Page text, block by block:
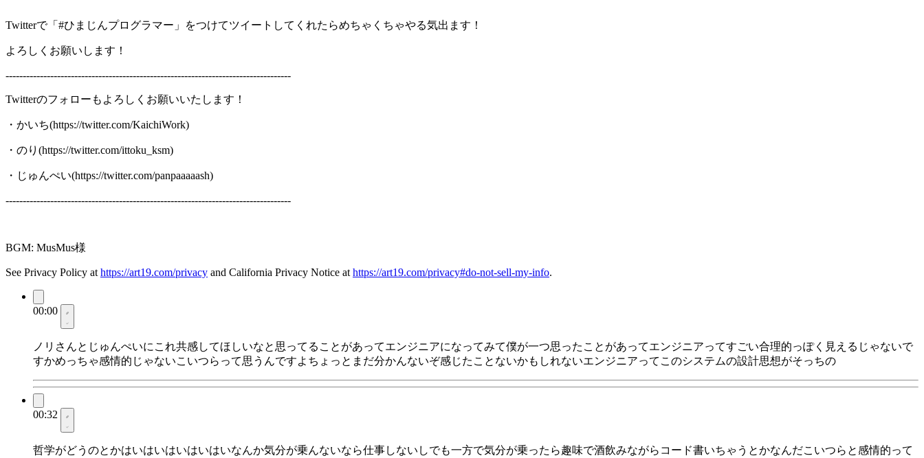
Twitterで「#ひまじんプログラマー」をつけてツイートしてくれたらめちゃくちゃやる気出ます！
よろしくお願いします！
-----------------------------------------------------------------------------------
Twitterのフォローもよろしくお願いいたします！
・かいち(https://twitter.com/KaichiWork)
・のり(https://twitter.com/ittoku_ksm)
・じゅんぺい(https://twitter.com/panpaaaaash)
-----------------------------------------------------------------------------------
BGM: MusMus様
See Privacy Policy at https://art19.com/privacy and California Privacy Notice at https://art19.com/privacy#do-not-sell-my-info.
00:00
ノリさんとじゅんぺいにこれ共感してほしいなと思ってることがあってエンジニアになってみて僕が一つ思ったことがあってエンジニアってすごい合理的っぽく見えるじゃないで
すかめっちゃ感情的じゃないこいつらって思うんですよちょっとまだ分かんないぞ感じたことないかもしれないエンジニアってこのシステムの設計思想がそっちの
00:32
哲学がどうのとかはいはいはいはいはいなんか気分が乗んないなら仕事しないしでも一方で気分が乗ったら趣味で酒飲みながらコード書いちゃうとかなんだこいつらと感情的って